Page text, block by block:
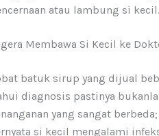
atau lambung si kecil.
Membawa Si Kecil ke
batuk sirup yang dijual
diagnosis pastinya
yang sangat
si kecil mengalami